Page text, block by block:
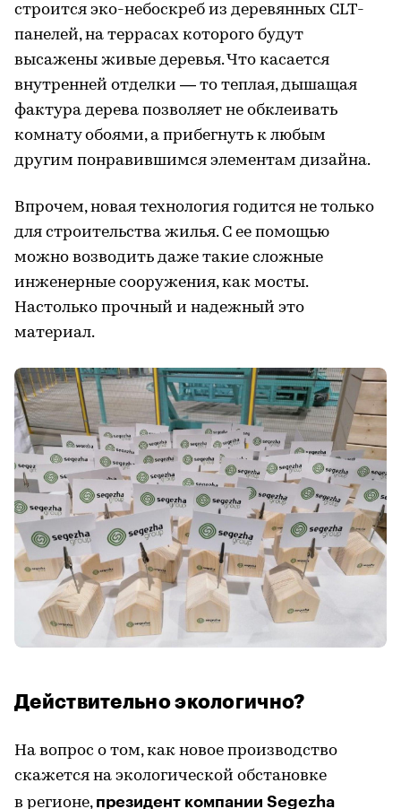
строится эко-небоскреб из деревянных CLT-
панелей, на террасах которого будут
высажены живые деревья. Что касается
внутренней отделки — то теплая, дышащая
фактура дерева позволяет не обклеивать
комнату обоями, а прибегнуть к любым
другим понравившимся элементам дизайна.
Впрочем, новая технология годится не только
для строительства жилья. С ее помощью
можно возводить даже такие сложные
инженерные сооружения, как мосты.
Настолько прочный и надежный это
материал.
Действительно экологично?
На вопрос о том, как новое производство
скажется на экологической обстановке
в регионе, президент компании Segezha